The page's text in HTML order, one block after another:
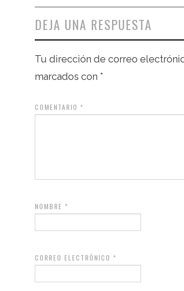
DEJA UNA RESPUESTA
Tu dirección de correo
marcados con *
COMENTARIO *
NOMBRE *
CORREO ELECTRÓNICO *